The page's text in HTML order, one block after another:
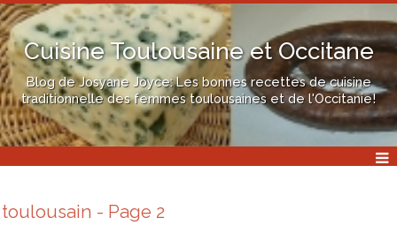
Cuisine Toulousaine et Occitane
Blog de Josyane Joyce: Les bonnes recettes de cuisine
traditionnelle des femmes toulousaines et de l'Occitanie!
toulousain - Page 2